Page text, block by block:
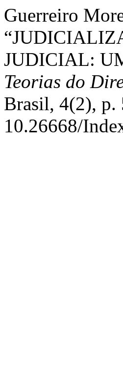
Guerreiro
JUDICIAL:
Teorias do
Brasil, 4(2), p.
10.26668/